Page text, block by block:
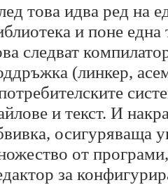
това идва ред на
и поне
следват
(линкер,
и текст. И
осигуряваща
от
за